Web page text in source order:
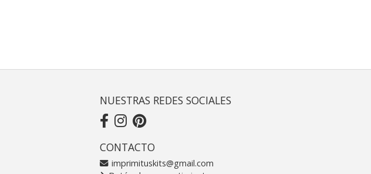
NUESTRAS REDES SOCIALES
CONTACTO
imprimituskits@gmail.com